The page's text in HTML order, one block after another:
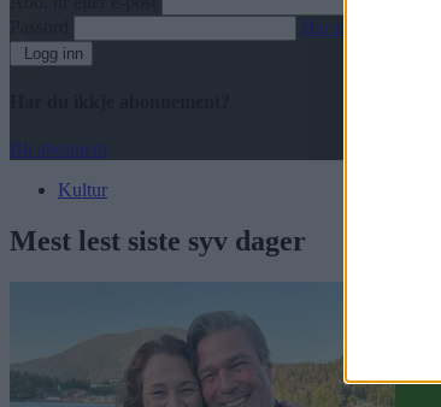
Har du gløymt
Logg inn
Bli abonnent
Kultur
Mest lest siste syv dager